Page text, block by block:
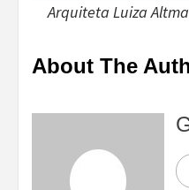
Arquiteta Luiza
About The